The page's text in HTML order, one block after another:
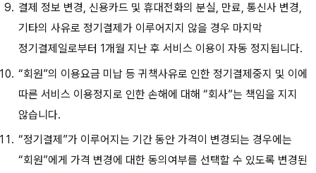
결제 정보 변경, 신용카드 및 휴대전화의 분실, 만료, 통신사 변경,
기타의 사유로 정기결제가 이루어지지 않을 경우 마지막
정기결제일로부터 1개월 지난 후 서비스 이용이 자동 정지됩니다.
“회원”의 이용요금 미납 등 귀책사유로 인한 정기결제중지 및 이에
따른 서비스 이용정지로 인한 손해에 대해 “회사”는 책임을 지지
않습니다.
“정기결제”가 이루어지는 기간 동안 가격이 변경되는 경우에는
“회원”에게 가격 변경에 대한 동의여부를 선택할 수 있도록 변경된